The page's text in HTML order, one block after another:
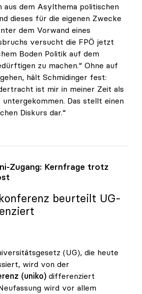
aus dem Asylthema politischen
dieses für die eigenen Zwecke
dem Vorwand eines
versucht die FPÖ jetzt
Boden Politik auf dem
zu machen.“ Ohne auf
hält Schmidinger fest:
ist mir in meiner Zeit als
Das stellt einen
Diskurs dar.“
„Asylthema wird
Zugang: Kernfrage trotz
beurteilt UG-
(UG), die heute
wird von der
(uniko) differenziert
wird vor allem